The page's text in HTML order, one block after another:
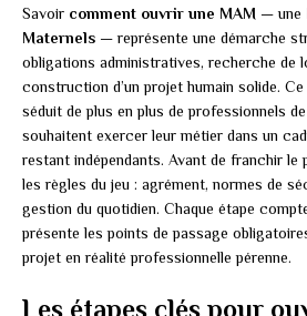
Savoir comment ouvrir une MAM — une
Maternels — représente une démarche
obligations administratives, recherche de
construction d’un projet humain solide.
séduit de plus en plus de professionnels
souhaitent exercer leur métier dans un
restant indépendants. Avant de franchir le
les règles du jeu : agrément, normes de
gestion du quotidien. Chaque étape
présente les points de passage
projet en réalité professionnelle pérenne.
Les étapes clés pour